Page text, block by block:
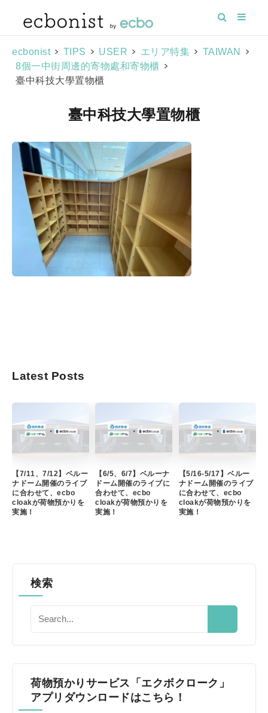
ecbonist > TIPS > USER > エリア特集 > TAIWAN >
8個一中街周邊的寄物處和寄物櫃 >
臺中科技大學置物櫃
臺中科技大學置物櫃
Latest Posts
【7/11、7/12】ベルー
ナドーム開催のライブ
に合わせて、ecbo
cloakが荷物預かりを
実施！
【6/5、6/7】ベルーナ
ドーム開催のライブに
合わせて、ecbo
cloakが荷物預かりを
実施！
【5/16-5/17】ベルー
ナドーム開催のライブ
に合わせて、ecbo
cloakが荷物預かりを
実施！
検索
荷物預かりサービス「エクボクローク」
アプリダウンロードはこちら！